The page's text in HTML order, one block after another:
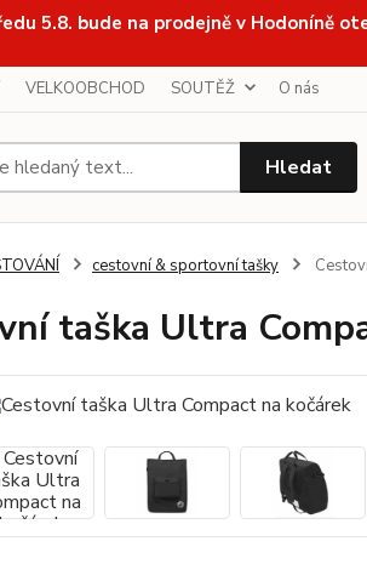
5.8. bude na prodejně v Hodoníně
VELKOOBCHOD SOUTĚŽ O nás
Hledat
cestovní & sportovní tašky
taška Ultra